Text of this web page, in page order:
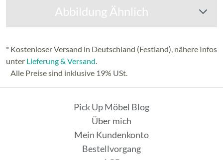
Abbildung Ähnlich
* Kostenloser Versand in Deutschland (Festland), nähere Infos
unter Lieferung & Versand.
Alle Preise sind inklusive 19% USt.
Pick Up Möbel Blog
Über mich
Mein Kundenkonto
Bestellvorgang